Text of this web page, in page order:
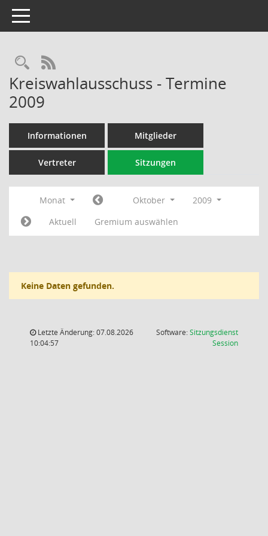
Toggle navigation
Rechercheauswahl
RSS-Feed
Kreiswahlausschuss - Termine
2009
Informationen Mitglieder
Vertreter Sitzungen
Monat Oktober
2009
Aktuell
Gremium auswählen
Keine Daten gefunden.
Letzte Änderung: 07.08.2026
10:04:57
Software:Sitzungsdienst
Session(Wird in